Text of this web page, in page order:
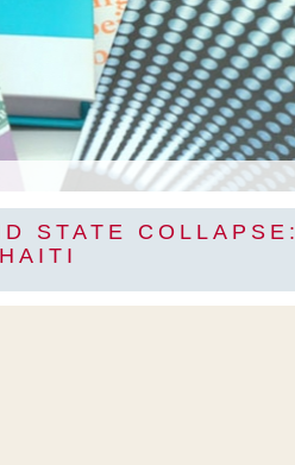
STATE COLLAPSE: